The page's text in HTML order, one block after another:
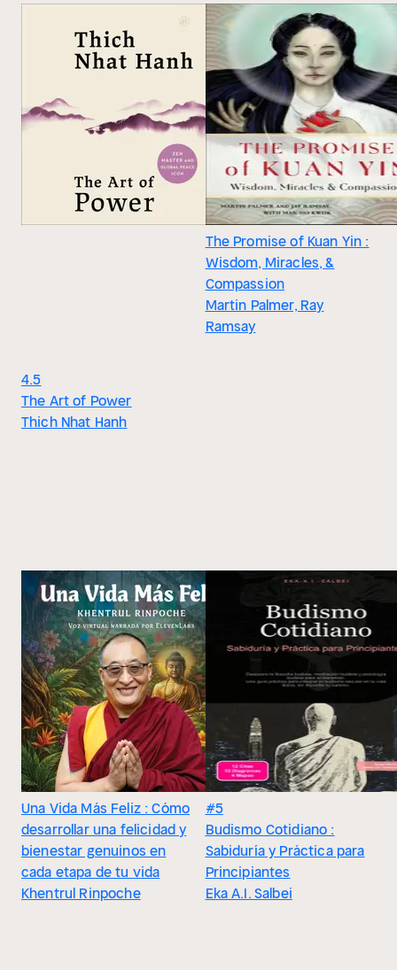
4.5
The Art of Power
Thich Nhat Hanh
The Promise of Kuan Yin :
Wisdom, Miracles, &
Compassion
Martin Palmer, Ray
Ramsay
Una Vida Más Feliz : Cómo
desarrollar una felicidad y
bienestar genuinos en
cada etapa de tu vida
Khentrul Rinpoche
#5
Budismo Cotidiano :
Sabiduría y Práctica para
Principiantes
Eka A.I. Salbei